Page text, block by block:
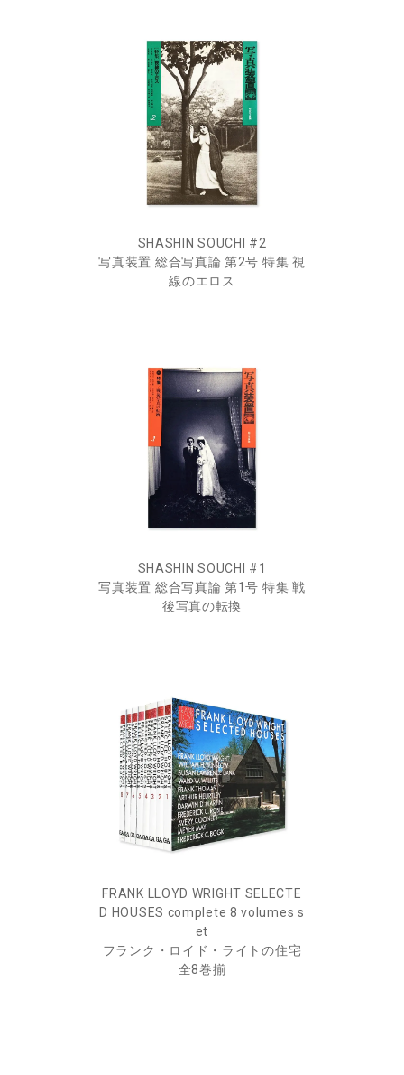
SHASHIN SOUCHI #2
写真装置 総合写真論 第2号 特集 視
線のエロス
SHASHIN SOUCHI #1
写真装置 総合写真論 第1号 特集 戦
後写真の転換
FRANK LLOYD WRIGHT SELECTE
D HOUSES complete 8 volumes s
et
フランク・ロイド・ライトの住宅
全8巻揃